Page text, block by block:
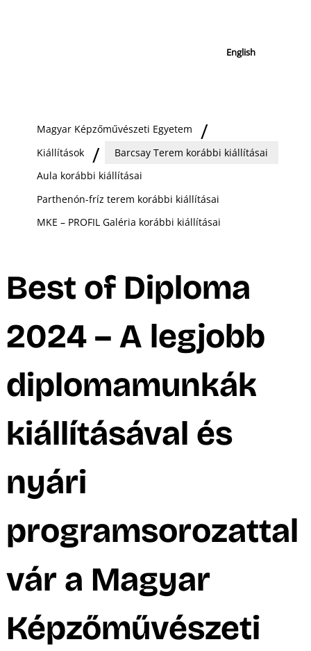
English
Magyar Képzőművészeti Egyetem
Kiállítások
Barcsay Terem korábbi kiállításai
Aula korábbi kiállításai
Parthenón-fríz terem korábbi kiállításai
MKE – PROFIL Galéria korábbi kiállításai
Best of Diploma
2024 – A legjobb
diplomamunkák
kiállításával és
nyári
programsorozattal
vár a Magyar
Képzőművészeti